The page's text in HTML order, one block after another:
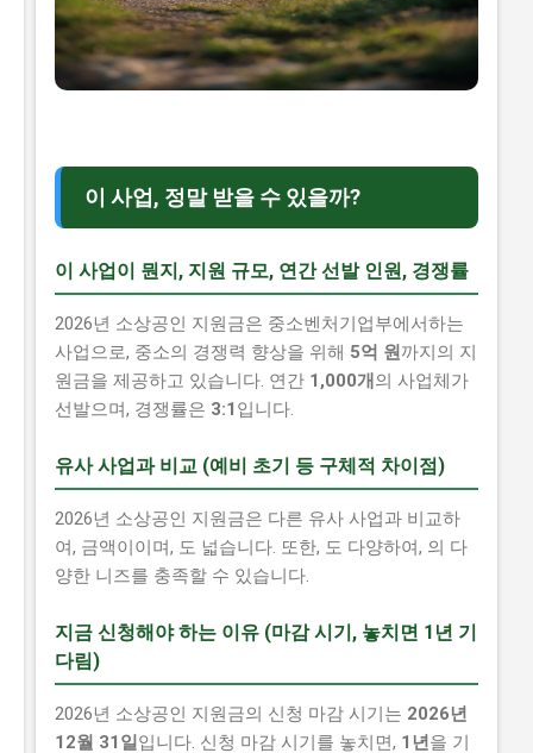
이 사업, 정말 받을 수 있을까?
이 사업이 뭔지, 지원 규모, 연간 선발 인원, 경쟁률
2026년 소상공인 지원금은 중소벤처기업부에서하는
사업으로, 중소의 경쟁력 향상을 위해 5억 원까지의 지
원금을 제공하고 있습니다. 연간 1,000개 의 사업체가
선발으며, 경쟁률은 3:1 입니다.
유사 사업과 비교 (예비 초기 등 구체적 차이점)
2026년 소상공인 지원금은 다른 유사 사업과 비교하
여, 금액이이며, 도 넓습니다. 또한, 도 다양하여, 의 다
양한 니즈를 충족할 수 있습니다.
지금 신청해야 하는 이유 (마감 시기, 놓치면 1년 기
다림)
2026년 소상공인 지원금의 신청 마감 시기는 2026년
12월 31일입니다. 신청 마감 시기를 놓치면, 1년을 기